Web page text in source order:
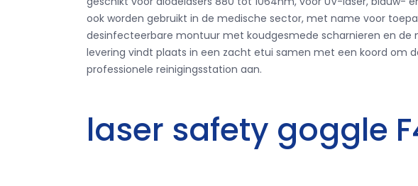
ook worden gebruikt in de medische sector, met name voor
desinfecteerbare montuur met koudgesmede scharnieren en de
levering vindt plaats in een zacht etui samen met een koord om
professionele reinigingsstation aan.
laser safety goggle